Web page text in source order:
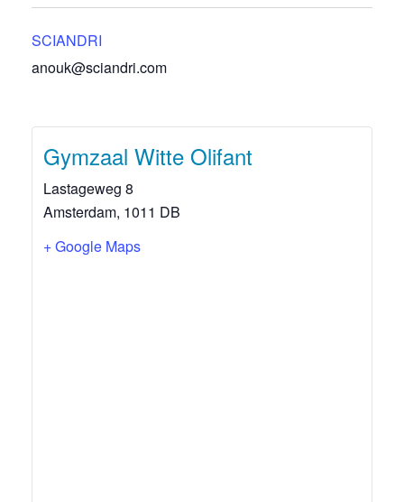
SCIANDRI
anouk@sciandri.com
Gymzaal Witte Olifant
Lastageweg 8
Amsterdam, 1011 DB
+ Google Maps